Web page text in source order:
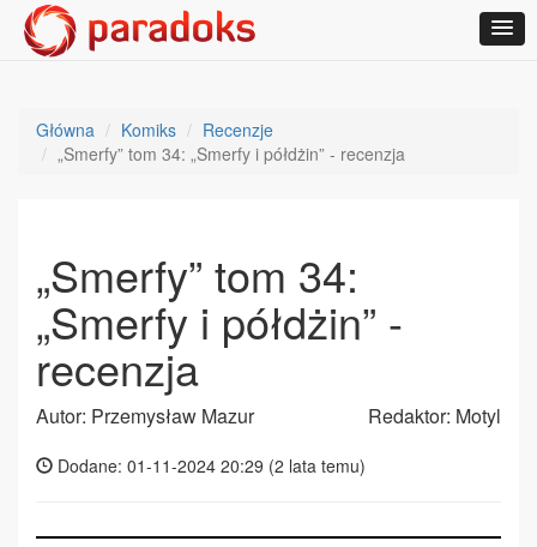
Główna Komiks
Recenzje
„Smerfy” tom 34: „Smerfy i półdżin” - recenzja
„Smerfy” tom 34:
„Smerfy i półdżin” -
recenzja
Autor: Przemysław Mazur Redaktor: Motyl
Dodane: 01-11-2024 20:29 (2 lata temu)